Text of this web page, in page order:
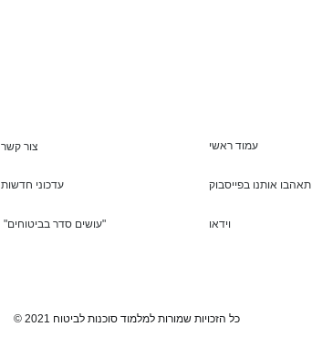
צור קשר
עדכוני חדשות
"עושים סדר בביטוחים"
עמוד ראשי
תאהבו אותנו בפייסבוק
וידאו
© 2021 כל הזכויות שמורות למלמוד סוכנות לביטוח